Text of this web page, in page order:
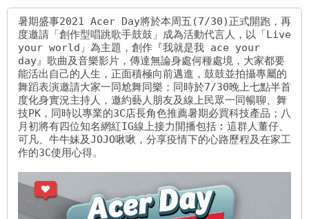
暑期盛事2021 Acer Day將於本周五(7/30)正式開跑，再
度邀請「創作型唱跳歌手鼓鼓」成為活動代言人，以「Live
your world」為主題，創作『我就是我 ace your
day』歌曲及音樂影片，傳達無論身處何種處境，大家都要
能活出自己的人生，正面積極向前邁進，鼓鼓並拍攝專屬的
舞蹈表演邀請大家一同尬舞同樂；同時於7/30晚上七點半首
度化身實況主持人，邀約藝人朋友及線上民眾一同暢聊、舞
技PK，同時以專業的3C店長角色推薦暑期必買科技產品；八
月初將有四位知名網紅IG線上接力開播包括︰這群人董仔、
可凡、牛牛妹及JOJO啾啾，分享疫情下的心路歷程及在家工
作的3C使用心得。